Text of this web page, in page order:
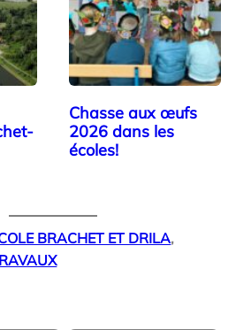
Chasse aux œufs
2026 dans les
écoles!
BRACHET ET DRILA